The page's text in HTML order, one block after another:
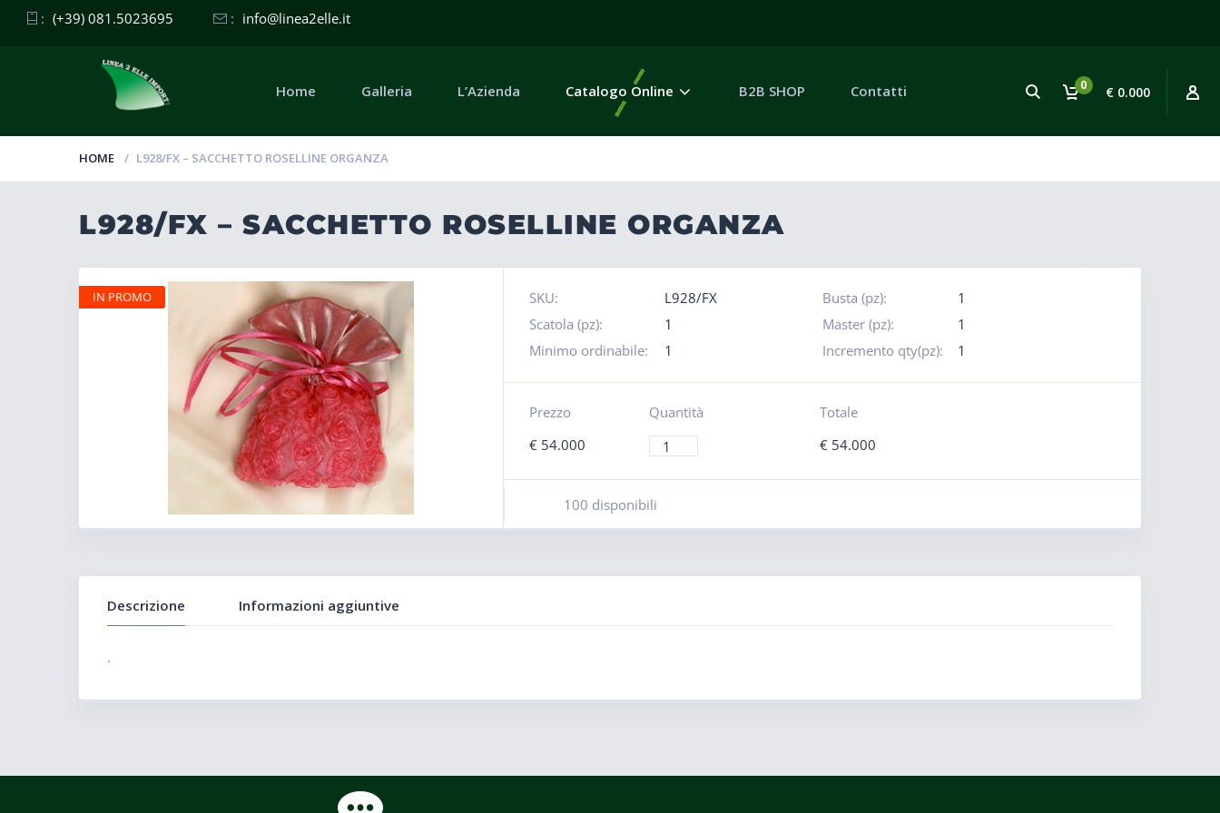
: (+39) 081.5023695 : info@linea2elle.it
0 € 0.000
Home Galleria L’Azienda Catalogo Online B2B SHOP Contatti
HOME L928/FX – SACCHETTO ROSELLINE ORGANZA
L928/FX – SACCHETTO ROSELLINE ORGANZA
SKU: L928/FX Busta (pz):
1
Scatola (pz):
1 Master (pz):
1
Minimo ordinabile:
1 Incremento qty(pz): 1
Prezzo
€ 54.000
Quantità
Totale
€54.000
100 disponibili
IN PROMO
Descrizione Informazioni aggiuntive
.